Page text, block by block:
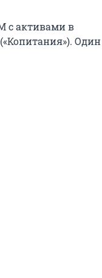
с активами в
Один